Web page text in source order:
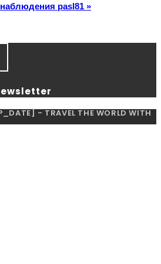
pasl81 »
- TRAVEL THE WORLD WITH